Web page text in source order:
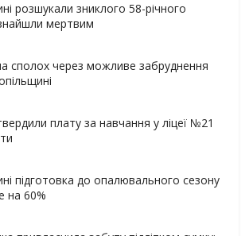
розшукали зниклого 58-річного
мертвим
сполох через можливе забруднення
плату за навчання у ліцеї №21
підготовка до опалювального сезону
на 60%